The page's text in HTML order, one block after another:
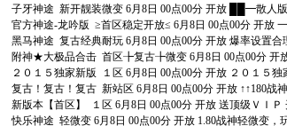
子牙神途 新开靓装微变 6月8日 00点00分 开放 ██━散
官方神途-龙吟版 ≥首区稳定开放≤ 6月8日 00点00分 开放
黑马神途 复古经典耐玩 6月8日 00点00分 开放 爆率设置
附神★大极品合击 首区╊复古╊微变 6月8日 00点00分 开
２０１５独家新版 １区 6月8日 00点00分 开放 ２０１
复古！复古！复古 新站区 6月8日 00点00分 开放 ↑↑180战
新版本【首区】 １区 6月8日 00点00分 开放 送顶级ＶＩＰ
快乐神途 轻微变 6月8日 00点00分 开放 1.80战神轻微变